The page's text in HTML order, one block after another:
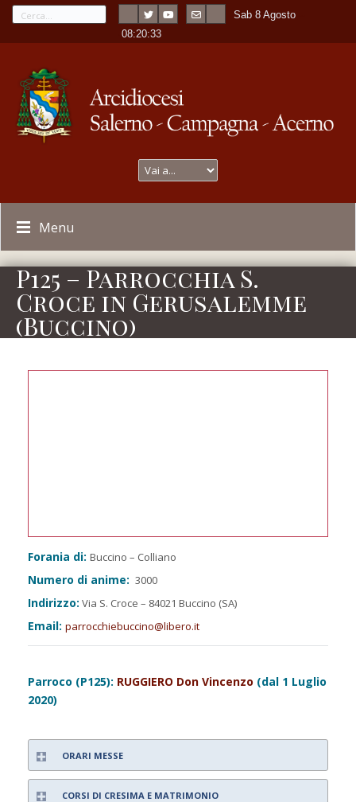
Sab 8 Agosto
-08:20:33
Menu
P125 – Parrocchia S.
Croce in Gerusalemme
(Buccino)
Forania di: Buccino – Colliano
Numero di anime: 3000
Indirizzo: Via S. Croce – 84021 Buccino (SA)
Email: parrocchiebuccino@libero.it
Parroco (P125): RUGGIERO Don Vincenzo (dal 1 Luglio
2020)
ORARI MESSE
CORSI DI CRESIMA E MATRIMONIO